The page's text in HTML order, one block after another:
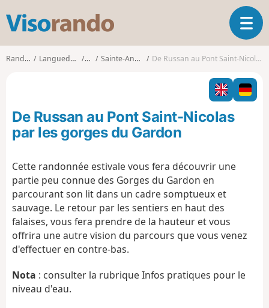
s
o
o
O
u
i
r
l
n
Randonnées Languedoc-Roussillon GardSainte-Anastasie (Gard) De Russan au Pont Saint-Nicolas par les gorges du Gardon
De Russan au Pont Saint-Nicolas
par les gorges du Gardon
Cette randonnée estivale vous fera découvrir une
partie peu connue des Gorges du Gardon en
parcourant son lit dans un cadre somptueux et
sauvage. Le retour par les sentiers en haut des
falaises, vous fera prendre de la hauteur et vous
offrira une autre vision du parcours que vous venez
d'effectuer en contre-bas.
Nota : consulter la rubrique Infos pratiques pour le
niveau d'eau.